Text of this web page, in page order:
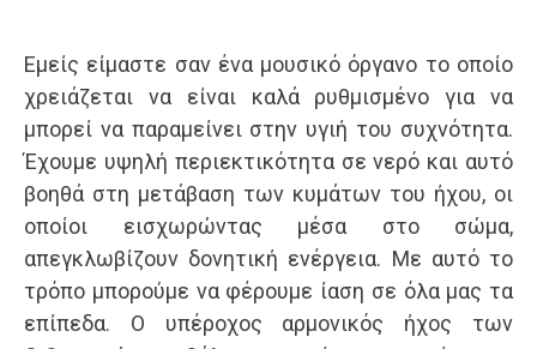
Εμείς είμαστε σαν ένα μουσικό όργανο το οποίο
χρειάζεται να είναι καλά ρυθμισμένο για να
μπορεί να παραμείνει στην υγιή του συχνότητα.
Έχουμε υψηλή περιεκτικότητα σε νερό και αυτό
βοηθά στη μετάβαση των κυμάτων του ήχου, οι
οποίοι εισχωρώντας μέσα στο σώμα,
απεγκλωβίζουν δονητική ενέργεια. Με αυτό το
τρόπο μπορούμε να φέρουμε ίαση σε όλα μας τα
επίπεδα. Ο υπέροχος αρμονικός ήχος των